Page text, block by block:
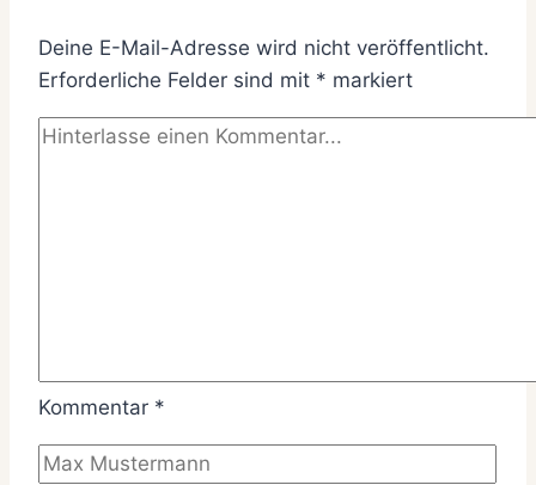
Deine E-Mail-Adresse wird nicht veröffentlicht.
Erforderliche Felder sind mit * markiert
Kommentar *